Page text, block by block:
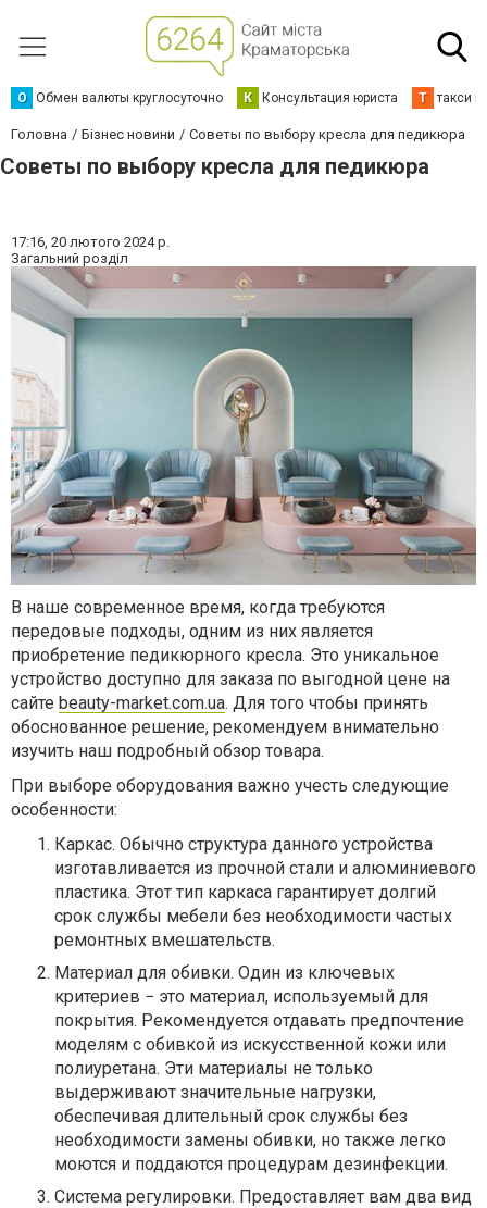
О Обмен валюты круглосуточно К Консультация юриста Т такси
Головна Бізнес новини Советы по выбору кресла для педикюра
Советы по выбору кресла для педикюра
17:16, 20 лютого 2024 р.
Загальний розділ
В наше современное время, когда требуются
передовые подходы, одним из них является
приобретение педикюрного кресла. Это уникальное
устройство доступно для заказа по выгодной цене на
сайте beauty-market.com.ua. Для того чтобы принять
обоснованное решение, рекомендуем внимательно
изучить наш подробный обзор товара.
При выборе оборудования важно учесть следующие
особенности:
Каркас. Обычно структура данного устройства
изготавливается из прочной стали и алюминиевого
пластика. Этот тип каркаса гарантирует долгий
срок службы мебели без необходимости частых
ремонтных вмешательств.
Материал для обивки. Один из ключевых
критериев − это материал, используемый для
покрытия. Рекомендуется отдавать предпочтение
моделям с обивкой из искусственной кожи или
полиуретана. Эти материалы не только
выдерживают значительные нагрузки,
обеспечивая длительный срок службы без
необходимости замены обивки, но также легко
моются и поддаются процедурам дезинфекции.
Система регулировки. Предоставляет вам два вид